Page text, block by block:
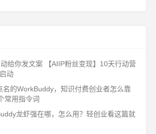
给你发文案 【AIIP粉丝变现】10天行动营
动
名的WorkBuddy，知识付费创业者怎么靠
常用指令词
龙虾强在哪，怎么用？轻创业看这篇就